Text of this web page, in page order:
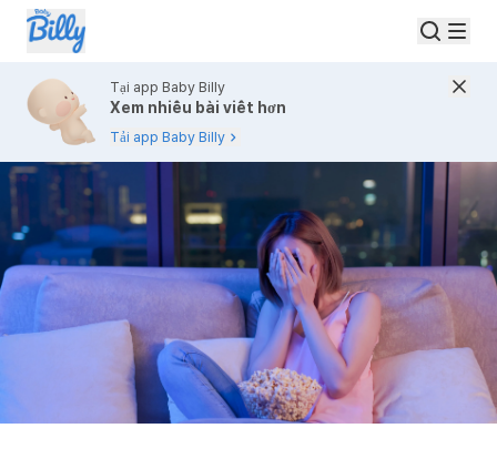
Tại app Baby Billy
Xem nhiều bài viết hơn
Tải app Baby Billy